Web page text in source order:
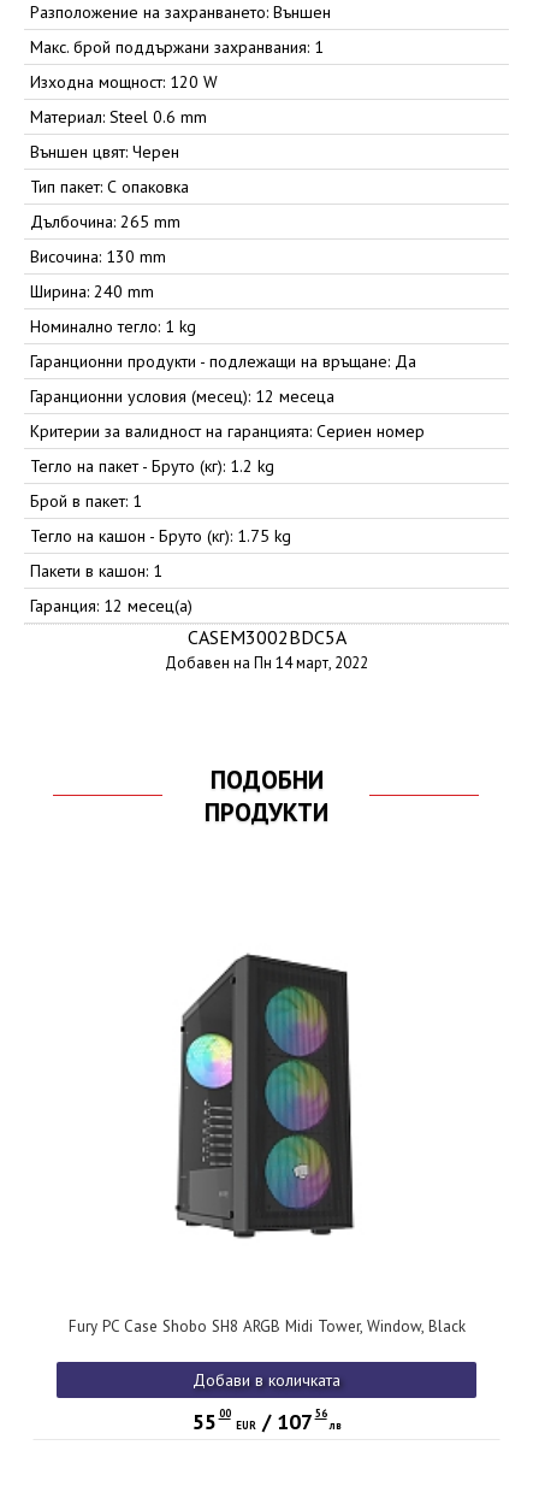
Разположение на захранването: Външен
Макс. брой поддържани захранвания: 1
Изходна мощност: 120 W
Материал: Steel 0.6 mm
Външен цвят: Черен
Тип пакет: С опаковка
Дълбочина: 265 mm
Височина: 130 mm
Ширина: 240 mm
Номинално тегло: 1 kg
Гаранционни продукти - подлежащи на връщане: Да
Гаранционни условия (месец): 12 месеца
Критерии за валидност на гаранцията: Сериен номер
Тегло на пакет - Бруто (кг): 1.2 kg
Брой в пакет: 1
Тегло на кашон - Бруто (кг): 1.75 kg
Пакети в кашон: 1
Гаранция: 12 месец(а)
CASEM3002BDC5A
Добавен на Пн 14 март, 2022
ПОДОБНИ
ПРОДУКТИ
Fury PC Case Shobo SH8 ARGB Midi Tower, Window, Black
Добави в количката
55 00
EUR/ 107 56
лв